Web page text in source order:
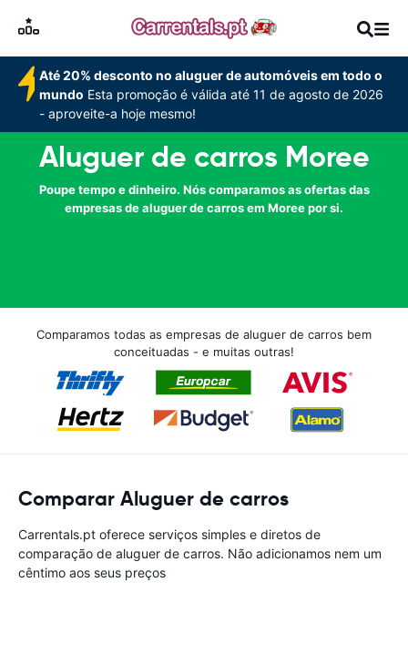
Até 20% desconto no aluguer de automóveis em todo o
mundo Esta promoção é válida até 11 de agosto de 2026
- aproveite-a hoje mesmo!
Aluguer de carros Moree
Poupe tempo e dinheiro. Nós comparamos as ofertas das
empresas de aluguer de carros em Moree por si.
Comparamos todas as empresas de aluguer de carros bem
conceituadas - e muitas outras!
Comparar Aluguer de carros
Carrentals.pt oferece serviços simples e diretos de
comparação de aluguer de carros. Não adicionamos nem um
cêntimo aos seus preços